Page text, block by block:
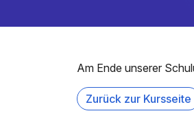
Am Ende unserer
Zurück zur Kursseite